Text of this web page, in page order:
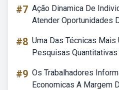
#7 Ação Dinamica De
Atender Oportunidades
#8 Uma Das Técnicas
Pesquisas Quantitativas
#9 Os Trabalhadores
Economicas A Margem